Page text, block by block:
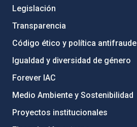
Legislación
Transparencia
Código ético y política antifraude
Igualdad y diversidad de género
Forever IAC
Medio Ambiente y Sostenibilidad
Proyectos institucionales